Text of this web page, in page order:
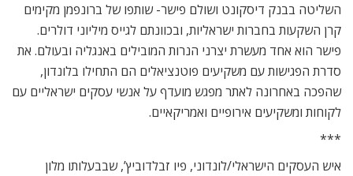
השליטה בבנק דיסקונט ושולם פישר- שותפו של ברונפמן מקימים
קרן השקעות בחברות ישראליות, ובכוונתם לגייס מיליוני דולרים.
פישר הוא אחד מעשרת יצרני הנרות המובילים באנגליה ובעולם. את
סדרת הפגישות עם משקיעים פוטנציאלים הם התחילו בלונדון,
שהפכה באחרונה לאתר מפגש מועדף על אנשי עסקים ישראליים עם
לקוחות ומשקיעים אירופיים ואמריקאיים.
***
איש העסקים הישראלי/לונדוני, פיו זבלדוביץ’, שבבעלותו מלון